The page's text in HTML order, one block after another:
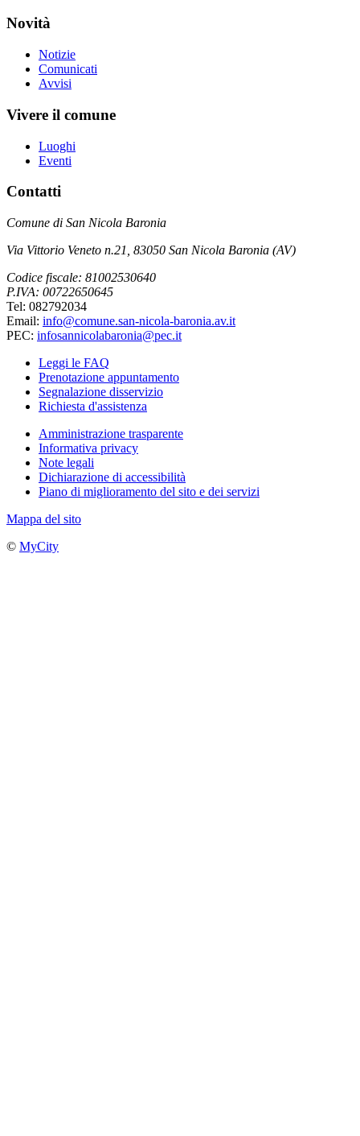
Novità
Notizie
Comunicati
Avvisi
Vivere il comune
Luoghi
Eventi
Contatti
Comune di San Nicola Baronia
Via Vittorio Veneto n.21, 83050 San Nicola Baronia (AV)
Codice fiscale: 81002530640
P.IVA: 00722650645
Tel: 082792034
Email: info@comune.san-nicola-baronia.av.it
PEC: infosannicolabaronia@pec.it
Leggi le FAQ
Prenotazione appuntamento
Segnalazione disservizio
Richiesta d'assistenza
Amministrazione trasparente
Informativa privacy
Note legali
Dichiarazione di accessibilità
Piano di miglioramento del sito e dei servizi
Mappa del sito
© MyCity